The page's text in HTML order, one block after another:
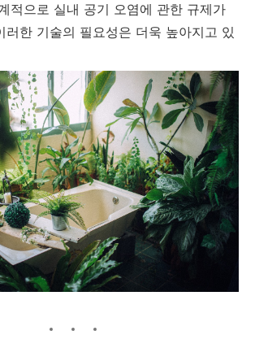
적으로 실내 공기 오염에 관한 규제가
러한 기술의 필요성은 더욱 높아지고 있